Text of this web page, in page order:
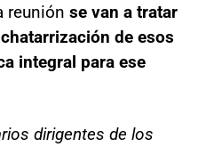
reunión se van a tratar
de esos
integral para ese
dirigentes de los